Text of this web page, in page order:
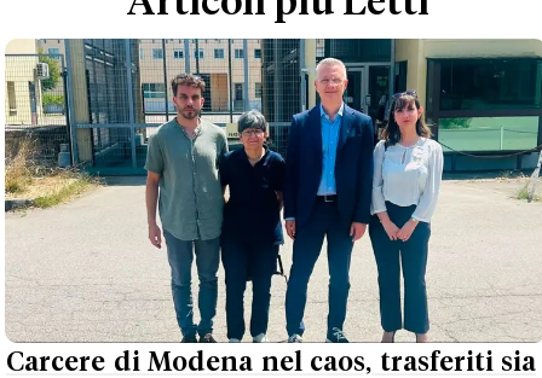
Carcere di Modena nel caos, trasferiti sia